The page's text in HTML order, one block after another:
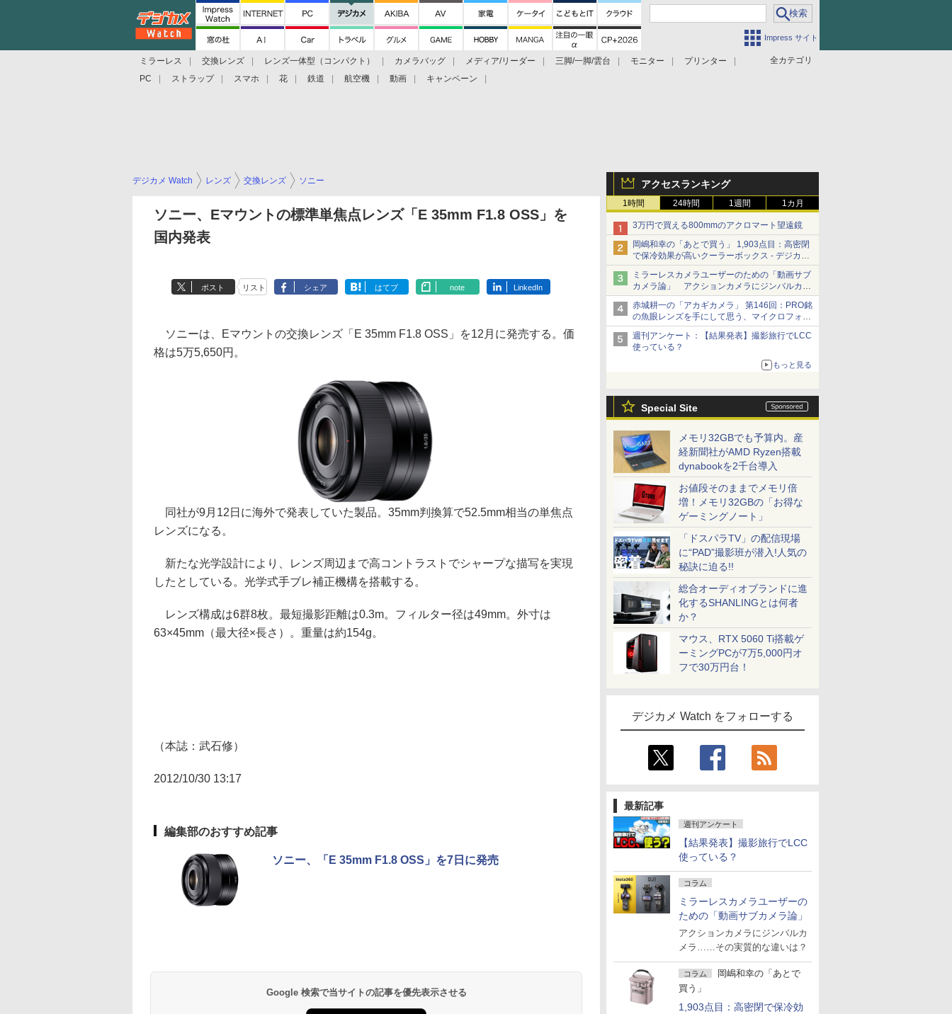
Impress サイト
全カテゴリ
ミラーレス 交換レンズ レンズ一体型（コンパクト） カメラバッグ メディア/リーダー 三脚/一脚/雲台 モニター
プリンター
PC
ストラップ スマホ 花 鉄道 航空機 動画 キャンペーン
アクセスランキング
1時間 24時間 1週間 1カ月
3万円で買える800mmのアクロマート望遠鏡
岡嶋和幸の「あとで買う」 1,903点目：高密閉
で保冷効果が高いクーラーボックス - デジカメ
Watch
ミラーレスカメラユーザーのための「動画サブ
カメラ論」 アクションカメラにジンバルカメ
ラ……その実質的な違いは？
赤城耕一の「アカギカメラ」 第146回：PRO銘
の魚眼レンズを手にして思う、マイクロフォー
サーズへの期待と可能性
週刊アンケート：【結果発表】撮影旅行でLCC
使っている？
もっと見る
Special Site
メモリ32GBでも予算内。産
経新聞社がAMD Ryzen搭載
dynabookを2千台導入
お値段そのままでメモリ倍
増！メモリ32GBの「お得な
ゲーミングノート」
「ドスパラTV」の配信現場
に“PAD”撮影班が潜入!人気の
秘訣に迫る!!
総合オーディオブランドに進
化するSHANLINGとは何者
か？
マウス、RTX 5060 Ti搭載ゲ
ーミングPCが7万5,000円オ
フで30万円台！
デジカメ Watch をフォローする
最新記事
週刊アンケート
【結果発表】撮影旅行でLCC
使っている？
コラム
ミラーレスカメラユーザーの
ための「動画サブカメラ論」
アクションカメラにジンバルカ
メラ……その実質的な違いは？
コラム
岡嶋和幸の「あとで
買う」
1,903点目：高密閉で保冷効
デジカメ Watch レンズ 交換レンズ ソニー
ソニー、Eマウントの標準単焦点レンズ「E 35mm F1.8 OSS」を
国内発表
ポスト リスト シェア はてブ note LinkedIn
ソニーは、Eマウントの交換レンズ「E 35mm F1.8 OSS」を12月に発売する。価
格は5万5,650円。
同社が9月12日に海外で発表していた製品。35mm判換算で52.5mm相当の単焦点
レンズになる。
新たな光学設計により、レンズ周辺まで高コントラストでシャープな描写を実現
したとしている。光学式手ブレ補正機構を搭載する。
レンズ構成は6群8枚。最短撮影距離は0.3m。フィルター径は49mm。外寸は
63×45mm（最大径×長さ）。重量は約154g。
（本誌：武石修）
2012/10/30 13:17
編集部のおすすめ記事
ソニー、「E 35mm F1.8 OSS」を7日に発売
Google 検索で当サイトの記事を優先表示させる